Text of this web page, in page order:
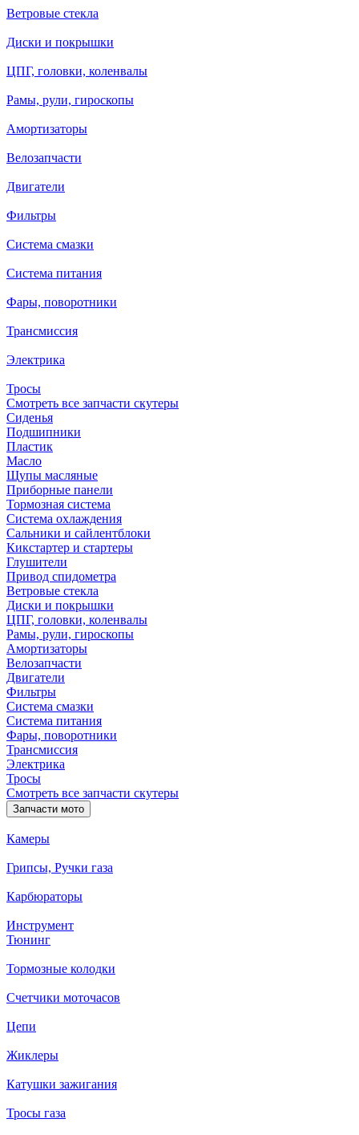
Ветровые стекла
Диски и покрышки
ЦПГ, головки, коленвалы
Рамы, рули, гироскопы
Амортизаторы
Велозапчасти
Двигатели
Фильтры
Система смазки
Система питания
Фары, поворотники
Трансмиссия
Электрика
Тросы
Смотреть все запчасти скутеры
Сиденья
Подшипники
Пластик
Масло
Щупы масляные
Приборные панели
Тормозная система
Система охлаждения
Сальники и сайлентблоки
Кикстартер и стартеры
Глушители
Привод спидометра
Ветровые стекла
Диски и покрышки
ЦПГ, головки, коленвалы
Рамы, рули, гироскопы
Амортизаторы
Велозапчасти
Двигатели
Фильтры
Система смазки
Система питания
Фары, поворотники
Трансмиссия
Электрика
Тросы
Смотреть все запчасти скутеры
Запчасти мото
Камеры
Грипсы, Ручки газа
Карбюраторы
Инструмент
Тюнинг
Тормозные колодки
Счетчики моточасов
Цепи
Жиклеры
Катушки зажигания
Тросы газа